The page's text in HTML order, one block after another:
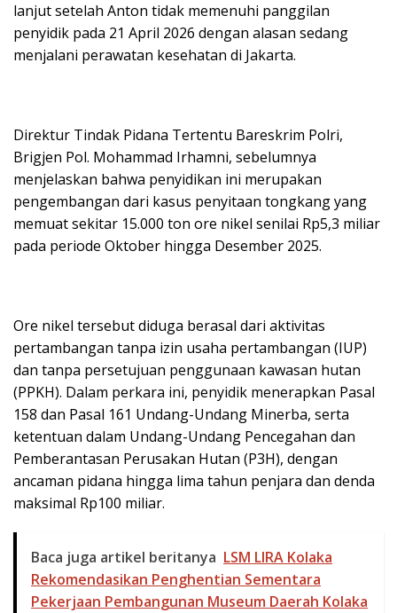
lanjut setelah Anton tidak memenuhi panggilan
penyidik pada 21 April 2026 dengan alasan sedang
menjalani perawatan kesehatan di Jakarta.
Direktur Tindak Pidana Tertentu Bareskrim Polri,
Brigjen Pol. Mohammad Irhamni, sebelumnya
menjelaskan bahwa penyidikan ini merupakan
pengembangan dari kasus penyitaan tongkang yang
memuat sekitar 15.000 ton ore nikel senilai Rp5,3 miliar
pada periode Oktober hingga Desember 2025.
Ore nikel tersebut diduga berasal dari aktivitas
pertambangan tanpa izin usaha pertambangan (IUP)
dan tanpa persetujuan penggunaan kawasan hutan
(PPKH). Dalam perkara ini, penyidik menerapkan Pasal
158 dan Pasal 161 Undang-Undang Minerba, serta
ketentuan dalam Undang-Undang Pencegahan dan
Pemberantasan Perusakan Hutan (P3H), dengan
ancaman pidana hingga lima tahun penjara dan denda
maksimal Rp100 miliar.
Baca juga artikel beritanya LSM LIRA Kolaka
Rekomendasikan Penghentian Sementara
Pekerjaan Pembangunan Museum Daerah Kolaka